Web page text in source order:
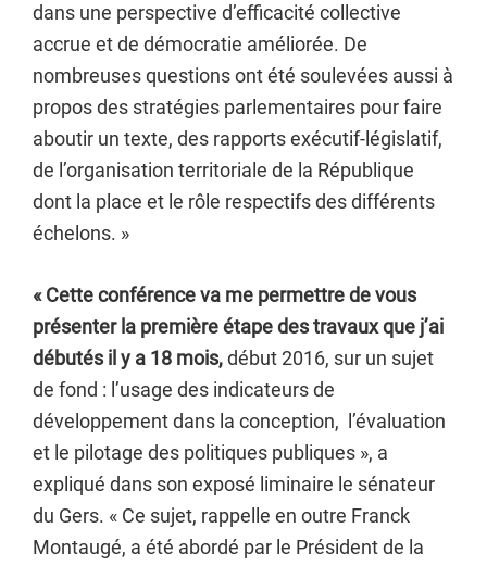
dans une perspective d’efficacité collective
accrue et de démocratie améliorée. De
nombreuses questions ont été soulevées aussi à
propos des stratégies parlementaires pour faire
aboutir un texte, des rapports exécutif-législatif,
de l’organisation territoriale de la République
dont la place et le rôle respectifs des différents
échelons. »
« Cette conférence va me permettre de vous
présenter la première étape des travaux que j’ai
débutés il y a 18 mois,début 2016, sur un sujet
de fond : l’usage des indicateurs de
développement dans la conception, l’évaluation
et le pilotage des politiques publiques », a
expliqué dans son exposé liminaire le sénateur
du Gers. « Ce sujet, rappelle en outre Franck
Montaugé, a été abordé par le Président de la